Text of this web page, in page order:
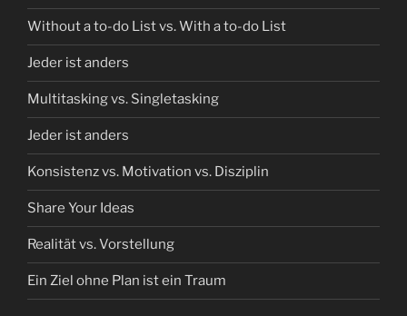
Without a to-do List vs. With a to-do List
Jeder ist anders
Multitasking vs. Singletasking
Jeder ist anders
Konsistenz vs. Motivation vs. Disziplin
Share Your Ideas
Realität vs. Vorstellung
Ein Ziel ohne Plan ist ein Traum